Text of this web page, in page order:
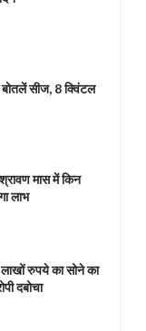
सीज, 8 क्विंटल
मास में किन
लाभ
रुपये का सोने का
दबोचा